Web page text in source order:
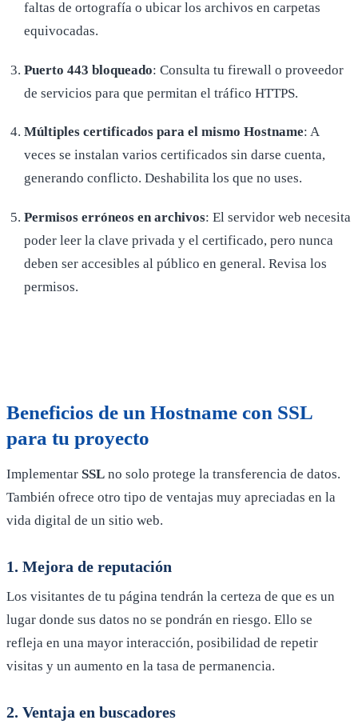
faltas de ortografía o ubicar los archivos en carpetas
equivocadas.
Puerto 443 bloqueado: Consulta tu firewall o proveedor
de servicios para que permitan el tráfico HTTPS.
Múltiples certificados para el mismo Hostname: A
veces se instalan varios certificados sin darse cuenta,
generando conflicto. Deshabilita los que no uses.
Permisos erróneos en archivos: El servidor web necesita
poder leer la clave privada y el certificado, pero nunca
deben ser accesibles al público en general. Revisa los
permisos.
Beneficios de un Hostname con SSL
para tu proyecto
Implementar SSL no solo protege la transferencia de datos.
También ofrece otro tipo de ventajas muy apreciadas en la
vida digital de un sitio web.
1. Mejora de reputación
Los visitantes de tu página tendrán la certeza de que es un
lugar donde sus datos no se pondrán en riesgo. Ello se
refleja en una mayor interacción, posibilidad de repetir
visitas y un aumento en la tasa de permanencia.
2. Ventaja en buscadores